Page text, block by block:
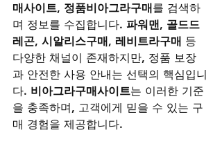
매사이트, 정품비아그라구매를 검색하
며 정보를 수집합니다. 파워맨, 골드드
레곤, 시알리스구매, 레비트라구매 등
다양한 채널이 존재하지만, 정품 보장
과 안전한 사용 안내는 선택의 핵심입니
다. 비아그라구매사이트는 이러한 기준
을 충족하며, 고객에게 믿을 수 있는 구
매 경험을 제공합니다.